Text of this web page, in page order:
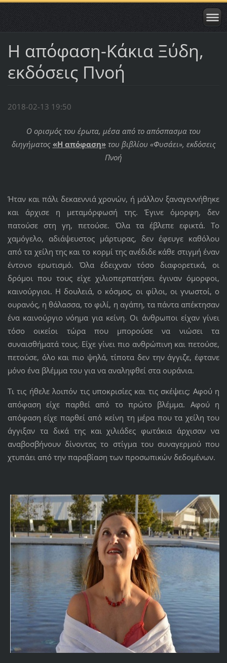
Η απόφαση-Κάκια Ξύδη,
εκδόσεις Πνοή
2018-02-13 19:50
Ο ορισμός του έρωτα, μέσα από το απόσπασμα του
διηγήματος «Η απόφαση» του βιβλίου «Φυσάει», εκδόσεις
Πνοή
Ήταν και πάλι δεκαεννιά χρονών, ή μάλλον ξαναγεννήθηκε
και άρχισε η μεταμόρφωσή της. Έγινε όμορφη, δεν
πατούσε στη γη, πετούσε. Όλα τα έβλεπε εφικτά. Το
χαμόγελο, αδιάψευστος μάρτυρας, δεν έφευγε καθόλου
από τα χείλη της και το κορμί της ανέδιδε κάθε στιγμή έναν
έντονο ερωτισμό. Όλα έδειχναν τόσο διαφορετικά, οι
δρόμοι που τους είχε χιλιοπερπατήσει έγιναν όμορφοι,
καινούργιοι. Η δουλειά, ο κόσμος, οι φίλοι, οι γνωστοί, ο
ουρανός, η θάλασσα, το φιλί, η αγάπη, τα πάντα απέκτησαν
ένα καινούργιο νόημα για κείνη. Οι άνθρωποι είχαν γίνει
τόσο οικείοι τώρα που μπορούσε να νιώσει τα
συναισθήματά τους. Είχε γίνει πιο ανθρώπινη και πετούσε,
πετούσε, όλο και πιο ψηλά, τίποτα δεν την άγγιζε, έφτανε
μόνο ένα βλέμμα του για να αναληφθεί στα ουράνια.
Τι τις ήθελε λοιπόν τις υποκρισίες και τις σκέψεις; Αφού η
απόφαση είχε παρθεί από το πρώτο βλέμμα. Αφού η
απόφαση είχε παρθεί από κείνη τη μέρα που τα χείλη του
άγγιξαν τα δικά της και χιλιάδες φωτάκια άρχισαν να
αναβοσβήνουν δίνοντας το στίγμα του συναγερμού που
χτυπάει από την παραβίαση των προσωπικών δεδομένων.